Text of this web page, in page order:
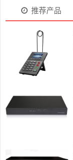
推荐产品